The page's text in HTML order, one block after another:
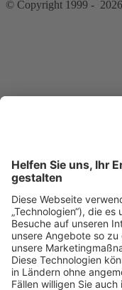
© Copyright 1999 -